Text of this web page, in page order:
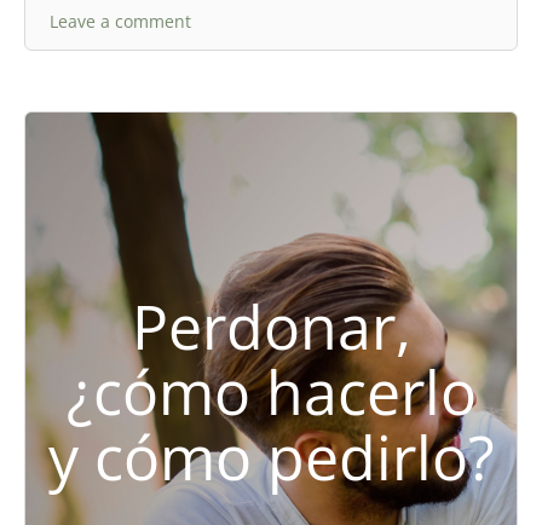
Leave a comment
Perdonar,
¿cómo hacerlo
y cómo pedirlo?